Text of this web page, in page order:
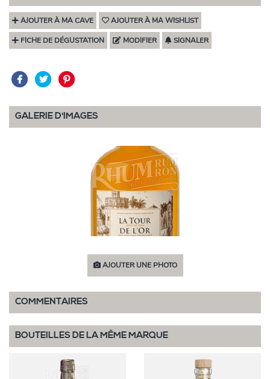
AJOUTER À MA CAVE AJOUTER À MA WISHLIST
FICHE DE DÉGUSTATION MODIFIER SIGNALER
GALERIE D'IMAGES
AJOUTER UNE PHOTO
COMMENTAIRES
BOUTEILLES DE LA MÊME MARQUE